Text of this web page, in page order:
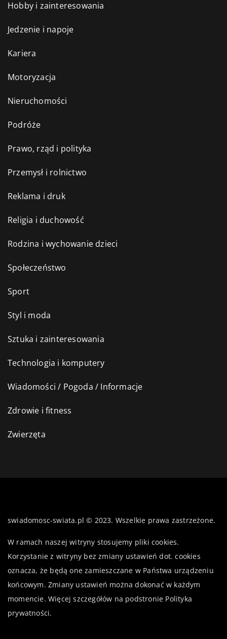
Hobby i zainteresowania
Jedzenie i napoje
Kariera
Motoryzacja
Nieruchomości
Podróże
Prawo, rząd i polityka
Przemysł i rolnictwo
Reklama i druk
Religia i duchowość
Rodzina i wychowanie dzieci
Społeczeństwo
Sport
Styl i moda
Sztuka i zainteresowania
Technologia i komputery
Wiadomości / Pogoda / Informacje
Zdrowie i fitness
Zwierzęta
swiadomosc-swiata.pl © 2023. Wszelkie prawa zastrzeżone.
W ramach naszej witryny stosujemy pliki cookies.
Korzystanie z witryny bez zmiany ustawień dot. cookies
oznacza, że będą one zamieszczane w Państwa urządzeniu
końcowym. Zmiany ustawień można dokonać w każdym
momencie. Więcej szczegółów na podstronie Polityka
prywatności.